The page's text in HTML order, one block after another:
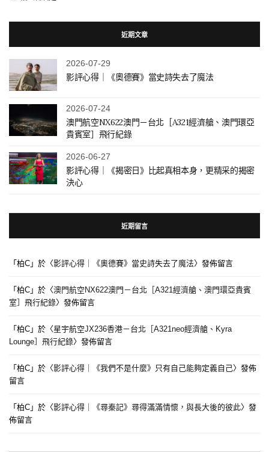
近期文章
2026-07-29
影評心得｜《奧德賽》當史詩失去了魔法
2026-07-24
澳門航空NX622澳門－台北［A321經濟艙、澳門環亞
貴賓室］飛行紀錄
2026-06-27
影評心得｜《揭密日》比起真相本身，更精采的揭密
決心
近期留言
「 柏C 」於〈影評心得｜《奧德賽》當史詩失去了魔法〉發佈留言
「 柏C 」於〈澳門航空NX622澳門－台北［A321經濟艙、澳門環亞貴賓
室］飛行紀錄〉發佈留言
「 柏C 」於〈星宇航空JX236香港－台北［A321neo經濟艙、Kyra
Lounge］飛行紀錄〉發佈留言
「 柏C 」於〈影評心得｜《我們不是什麼》只有自己能夠定義自己〉發佈
留言
「 柏C 」於〈影評心得｜《尋秦記》尋得滿滿情懷，與長大後的彼此〉發
佈留言